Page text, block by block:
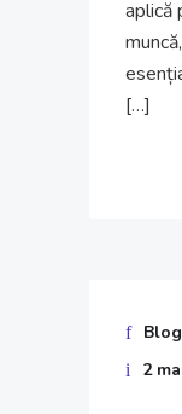
aplică
[…]
Blog
2